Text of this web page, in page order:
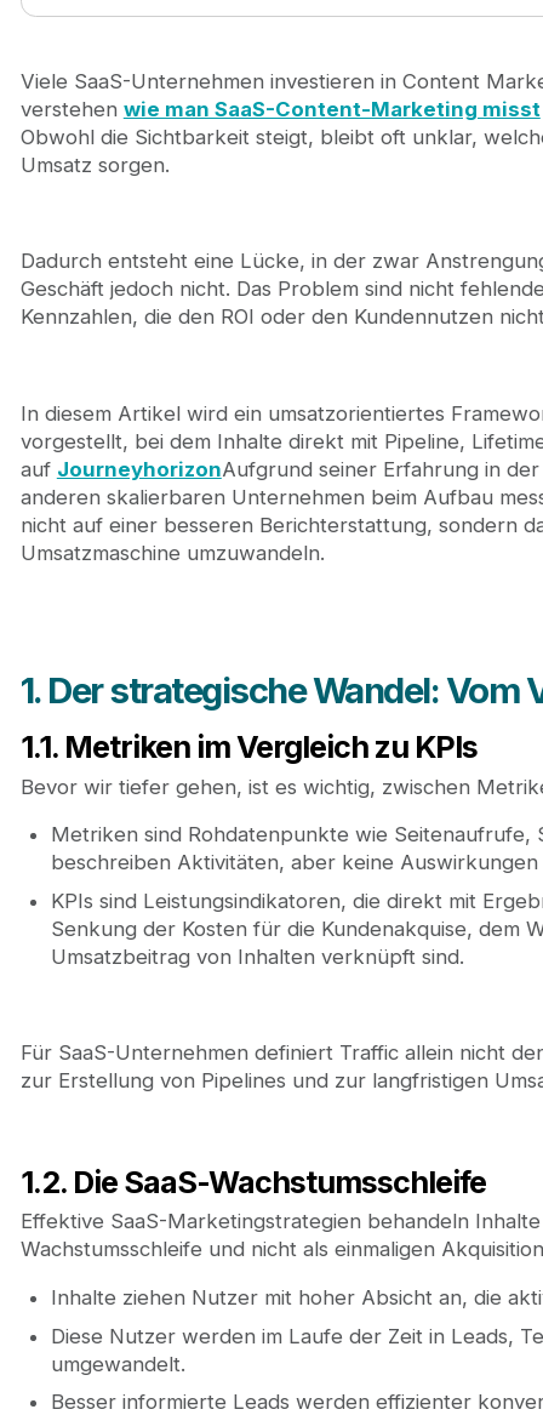
1. Der strategische Wandel: Vom Verkehr zur
1.2. Die SaaS-Wachstumsschleife
2. Der vierstufige Messrahmen
Stufe 1: Bewusstsein (Verkehrsqualität vor
Stufe 2: Engagement (Inhaltskonsum)
4. So erstellen Sie Ihr Inhalts-Dashboard
4.1. Die Sicht des CEOs
4.2. Die Manager-Ansicht
6. Journeyhorizon: Ein wachstumsorientierter
7. Fazit
8. Häufig gestellte Fragen
Viele SaaS-Unternehmen investieren in Content
verstehen wie man SaaS-Content-Marketing misst
Obwohl die Sichtbarkeit steigt, bleibt oft unklar,
Umsatz sorgen.
Dadurch entsteht eine Lücke, in der zwar
Geschäft jedoch nicht. Das Problem sind nicht
Kennzahlen, die den ROI oder den Kundennutzen
In diesem Artikel wird ein umsatzorientiertes
vorgestellt, bei dem Inhalte direkt mit Pipeline,
auf JourneyhorizonAufgrund seiner Erfahrung in
anderen skalierbaren Unternehmen beim Aufbau
nicht auf einer besseren Berichterstattung, sondern
Umsatzmaschine umzuwandeln.
1. Der strategische Wandel: Vom
1.1. Metriken im Vergleich zu KPIs
Bevor wir tiefer gehen, ist es wichtig, zwischen
Metriken sind Rohdatenpunkte wie Seitenaufrufe,
beschreiben Aktivitäten, aber keine Auswirkungen
KPIs sind Leistungsindikatoren, die direkt mit
Senkung der Kosten für die Kundenakquise, dem
Umsatzbeitrag von Inhalten verknüpft sind.
Für SaaS-Unternehmen definiert Traffic allein nicht
zur Erstellung von Pipelines und zur langfristigen
1.2. Die SaaS-Wachstumsschleife
Effektive SaaS-Marketingstrategien behandeln
Wachstumsschleife und nicht als einmaligen
Inhalte ziehen Nutzer mit hoher Absicht an, die
Diese Nutzer werden im Laufe der Zeit in Leads,
umgewandelt.
Besser informierte Leads werden effizienter